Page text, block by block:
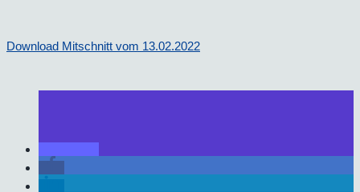
Download Mitschnitt vom 13.02.2022